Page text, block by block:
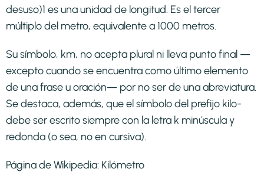
desuso)1​ es una unidad de longitud. Es el tercer
múltiplo del metro, equivalente a 1000 metros.
Su símbolo, km, no acepta plural ni lleva punto final —
excepto cuando se encuentra como último elemento
de una frase u oración— por no ser de una abreviatura.
Se destaca, además, que el símbolo del prefijo kilo-
debe ser escrito siempre con la letra k minúscula y
redonda (o sea, no en cursiva).
Página de Wikipedia: Kilómetro